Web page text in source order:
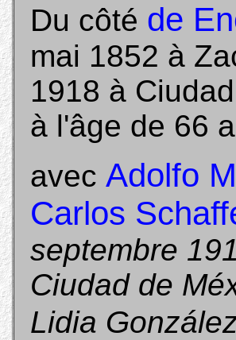
Du côté de
mai 1852 à
1918 à
à l'âge de 66
avec Adolfo
Carlos
septembre
Ciudad de
Lidia